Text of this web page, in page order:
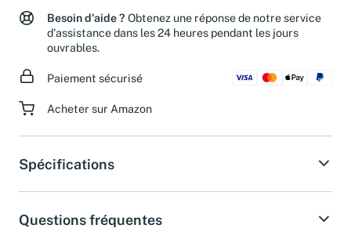
Besoin d'aide ? Obtenez une réponse de notre service
d'assistance dans les 24 heures pendant les jours
ouvrables.
Paiement sécurisé
Acheter sur Amazon
Spécifications
Questions fréquentes